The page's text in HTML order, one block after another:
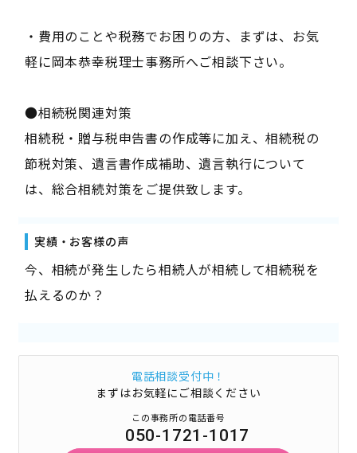
・費用のことや税務でお困りの方、まずは、お気
軽に岡本恭幸税理士事務所へご相談下さい。
●相続税関連対策
相続税・贈与税申告書の作成等に加え、相続税の
節税対策、遺言書作成補助、遺言執行について
は、総合相続対策をご提供致します。
実績・お客様の声
今、相続が発生したら相続人が相続して相続税を
払えるのか？
電話相談受付中！
まずはお気軽にご相談ください
この事務所の電話番号
050-1721-1017